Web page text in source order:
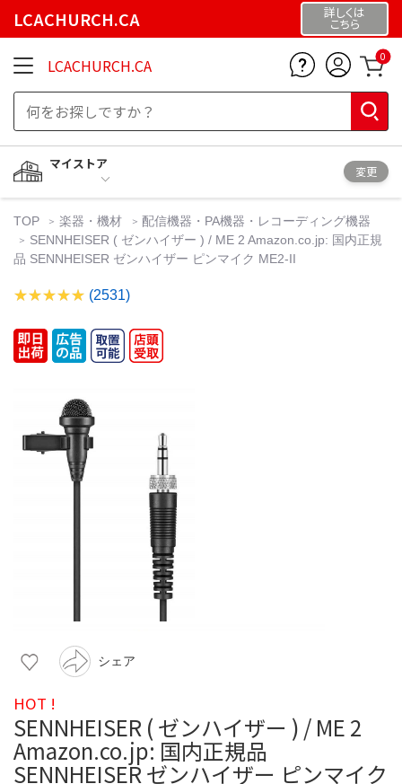
LCACHURCH.CA 詳しくは
こちら
LCACHURCH.CA 0
マイストア
変更
TOP 楽器・機材
配信機器・PA機器・レコーディング機器
SENNHEISER ( ゼンハイザー ) / ME 2 Amazon.co.jp: 国内正規
品 SENNHEISER ゼンハイザー ピンマイク ME2-II
(2531)
シェア
HOT !
SENNHEISER ( ゼンハイザー ) / ME 2
Amazon.co.jp: 国内正規品
SENNHEISER ゼンハイザー ピンマイク